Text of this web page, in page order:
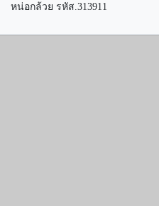
หน่อกล้วย รหัส.313911